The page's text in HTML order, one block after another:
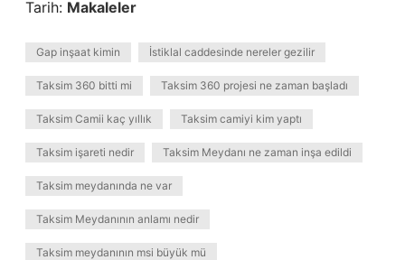
Tarih: Makaleler
Gap inşaat kimin İstiklal caddesinde nereler gezilir
Taksim 360 bitti mi Taksim 360 projesi ne zaman başladı
Taksim Camii kaç yıllık Taksim camiyi kim yaptı
Taksim işareti nedir Taksim Meydanı ne zaman inşa edildi
Taksim meydanında ne var
Taksim Meydanının anlamı nedir
Taksim meydanının msi büyük mü